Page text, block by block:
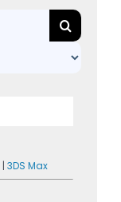
| 3DS Max